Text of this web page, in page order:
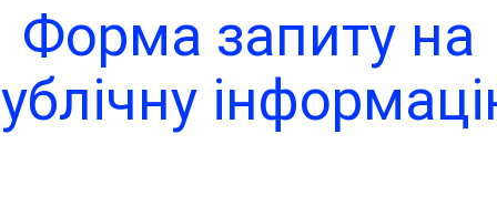
Форма запиту на